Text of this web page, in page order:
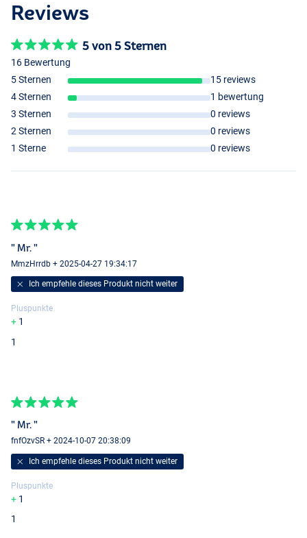
70x200
Reviews
5 von 5 Sternen
16 Bewertung
5 Sternen
15 reviews
4 Sternen
1 bewertung
3 Sternen
0 reviews
2 Sternen
0 reviews
1 Sterne
0 reviews
" Mr. "
MmzHrrdb + 2025-04-27 19:34:17
Ich empfehle dieses Produkt nicht weiter
Pluspunkte
1
1
" Mr. "
fnfOzvSR + 2024-10-07 20:38:09
Ich empfehle dieses Produkt nicht weiter
Pluspunkte
1
1